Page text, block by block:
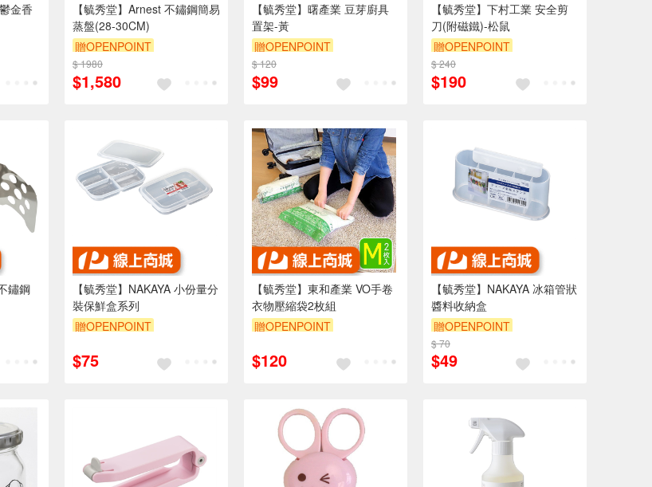
金香
【毓秀堂】Arnest 不鏽鋼簡易
蒸盤(28-30CM)
贈OPENPOINT
$ 1980
$1,580
【毓秀堂】曙產業 豆芽廚具
置架-黃
贈OPENPOINT
$ 120
$99
【毓秀堂】下村工業 安全剪
刀(附磁鐵)-松鼠
贈OPENPOINT
$ 240
$190
鏽鋼
【毓秀堂】NAKAYA 小份量分
裝保鮮盒系列
贈OPENPOINT
$75
【毓秀堂】東和產業 VO手卷
衣物壓縮袋2枚組
贈OPENPOINT
$120
【毓秀堂】NAKAYA 冰箱管狀
醬料收納盒
贈OPENPOINT
$ 70
$49